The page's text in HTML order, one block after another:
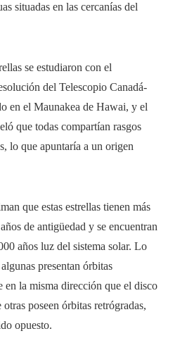
situadas en las cercanías del
se estudiaron con el
del Telescopio Canadá-
en el Maunakea de Hawai, y el
que todas compartían rasgos
lo que apuntaría a un origen
que estas estrellas tienen más
de antigüedad y se encuentran
años luz del sistema solar. Lo
presentan órbitas
en la misma dirección que el disco
poseen órbitas retrógradas,
opuesto.